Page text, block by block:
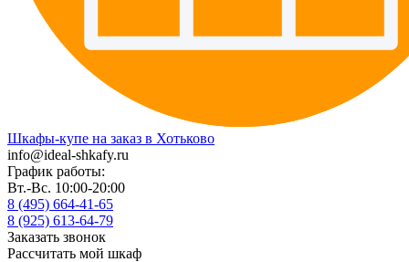
Шкафы-купе на заказ в Хотьково
info@ideal-shkafy.ru
График работы:
Вт.-Вс. 10:00-20:00
8 (495) 664-41-65
8 (925) 613-64-79
Заказать звонок
Рассчитать мой шкаф